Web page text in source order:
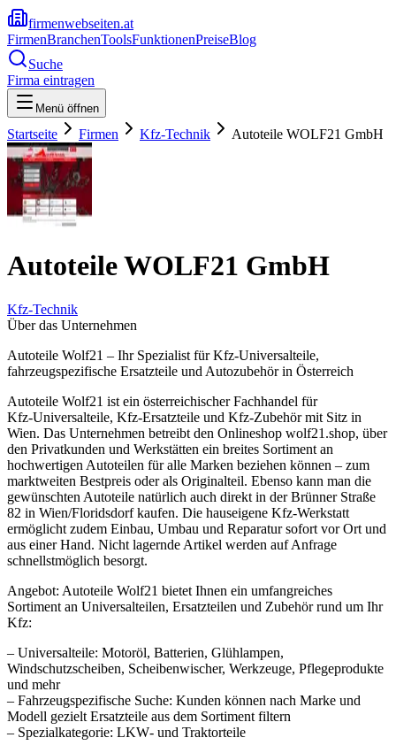
firmenwebseiten.at
FirmenBranchenToolsFunktionenPreiseBlog
Suche
Firma eintragen
Menü öffnen
Startseite Firmen Kfz-Technik Autoteile WOLF21 GmbH
Autoteile WOLF21 GmbH
Kfz-Technik
Über das Unternehmen
Autoteile Wolf21 – Ihr Spezialist für Kfz-Universalteile,
fahrzeugspezifische Ersatzteile und Autozubehör in Österreich
Autoteile Wolf21 ist ein österreichischer Fachhandel für
Kfz‑Universalteile, Kfz-Ersatzteile und Kfz-Zubehör mit Sitz in
Wien. Das Unternehmen betreibt den Onlineshop wolf21.shop, über
den Privatkunden und Werkstätten ein breites Sortiment an
hochwertigen Autoteilen für alle Marken beziehen können – zum
marktweiten Bestpreis oder als Originalteil. Ebenso kann man die
gewünschten Autoteile natürlich auch direkt in der Brünner Straße
82 in Wien/Floridsdorf kaufen. Die hauseigene Kfz-Werkstatt
ermöglicht zudem Einbau, Umbau und Reparatur sofort vor Ort und
aus einer Hand. Nicht lagernde Artikel werden auf Anfrage
schnellstmöglich besorgt.
Angebot: Autoteile Wolf21 bietet Ihnen ein umfangreiches
Sortiment an Universalteilen, Ersatzteilen und Zubehör rund um Ihr
Kfz:
– Universalteile: Motoröl, Batterien, Glühlampen,
Windschutzscheiben, Scheibenwischer, Werkzeuge, Pflegeprodukte
und mehr
– Fahrzeugspezifische Suche: Kunden können nach Marke und
Modell gezielt Ersatzteile aus dem Sortiment filtern
– Spezialkategorie: LKW‑ und Traktorteile